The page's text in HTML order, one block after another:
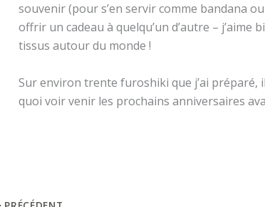
souvenir (pour s’en servir comme bandana
offrir un cadeau à quelqu’un d’autre – j’aime
tissus autour du monde !
Sur environ trente furoshiki que j’ai préparé,
quoi voir venir les prochains anniversaires